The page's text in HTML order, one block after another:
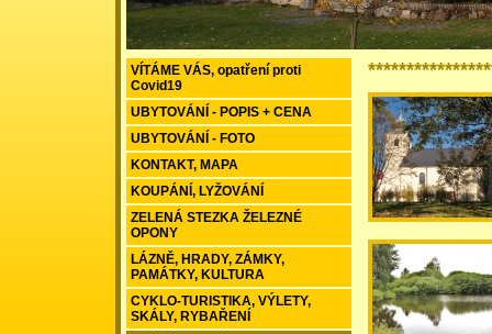
VÍTÁME VÁS, opatření proti
Covid19
UBYTOVÁNÍ - POPIS + CENA
UBYTOVÁNÍ - FOTO
KONTAKT, MAPA
KOUPÁNÍ, LYŽOVÁNÍ
ZELENÁ STEZKA ŽELEZNÉ
OPONY
LÁZNĚ, HRADY, ZÁMKY,
PAMÁTKY, KULTURA
CYKLO-TURISTIKA, VÝLETY,
SKÁLY, RYBAŘENÍ